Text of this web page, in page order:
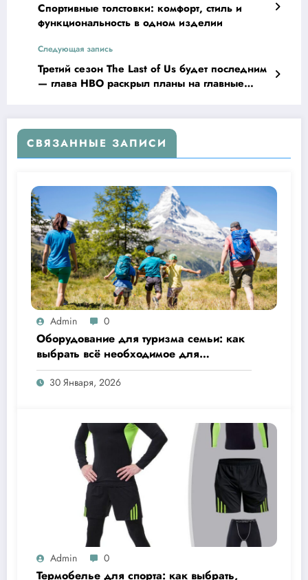
Спортивные толстовки: комфорт, стиль и
функциональность в одном изделии
Следующая запись
Третий сезон The Last of Us будет последним
— глава НВО раскрыл планы на главные
СВЯЗАННЫЕ ЗАПИСИ
Admin 0
Оборудование для туризма семьи: как
выбрать всё необходимое для
комфортного отдыха на природе
30 Января, 2026
Admin 0
Термобелье для спорта: как выбрать,